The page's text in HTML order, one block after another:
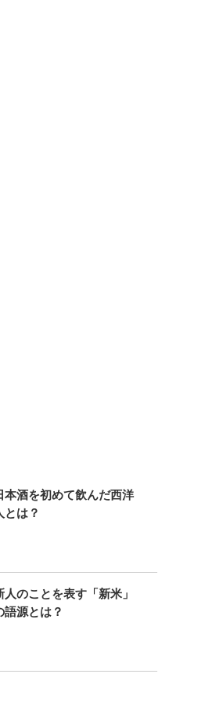
本酒を初めて飲んだ西洋
とは？
人のことを表す「新米」
語源とは？